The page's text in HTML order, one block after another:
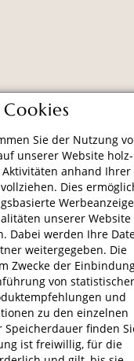
zzgl.Versandkosten.
Sie der Nutzung
unserer Website holz-
anhand Ihrer
Dies
unserer Website
Dabei werden Ihre
weitergegeben. Die
Zwecke der
von statistischer
und
zu den einzelnen
finden
ist freiwillig, für die